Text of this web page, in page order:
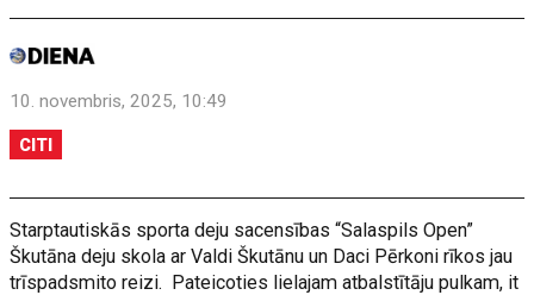
10. novembris, 2025, 10:49
CITI
Starptautiskās sporta deju sacensības “Salaspils Open”
Škutāna deju skola ar Valdi Škutānu un Daci Pērkoni rīkos jau
trīspadsmito reizi. Pateicoties lielajam atbalstītāju pulkam, it